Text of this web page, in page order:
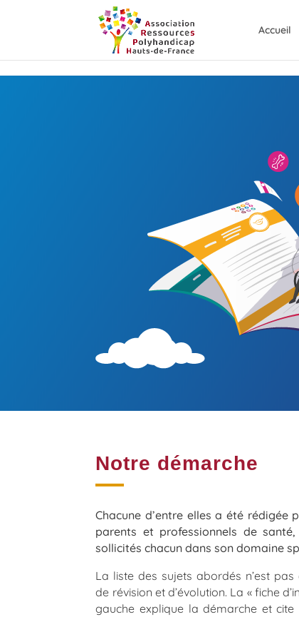
Accueil
Notre démarche
Chacune d’entre elles a été rédigée
parents et professionnels de
sollicités chacun dans son domaine
La liste des sujets abordés n’est
de révision et d’évolution. La « fiche
gauche explique la démarche et